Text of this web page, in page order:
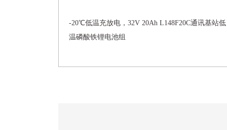
-20℃低温充放电，32V 20Ah L148F20C通讯基站低
温磷酸铁锂电池组